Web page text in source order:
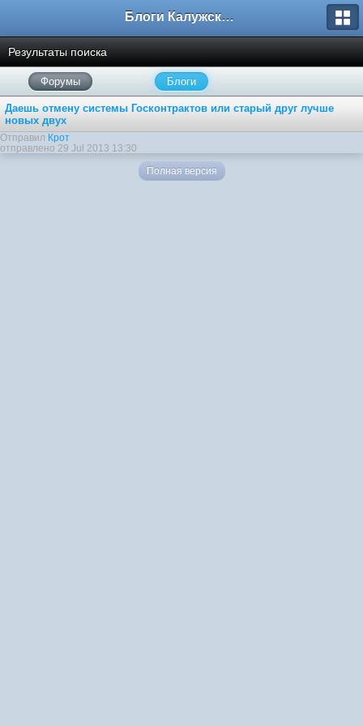
Блоги Калужского перекрестка
Результаты поиска
Форумы Блоги
Даешь отмену системы Госконтрактов или старый друг лучше
новых двух
Отправил Крот
отправлено 29 Jul 2013 13:30
Полная версия